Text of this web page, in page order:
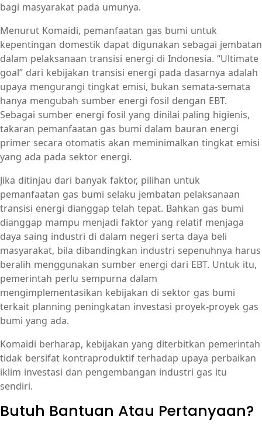
bagi masyarakat pada umunya.
Menurut Komaidi, pemanfaatan gas bumi untuk
kepentingan domestik dapat digunakan sebagai jembatan
dalam pelaksanaan transisi energi di Indonesia. “Ultimate
goal” dari kebijakan transisi energi pada dasarnya adalah
upaya mengurangi tingkat emisi, bukan semata-semata
hanya mengubah sumber energi fosil dengan EBT.
Sebagai sumber energi fosil yang dinilai paling higienis,
takaran pemanfaatan gas bumi dalam bauran energi
primer secara otomatis akan meminimalkan tingkat emisi
yang ada pada sektor energi.
Jika ditinjau dari banyak faktor, pilihan untuk
pemanfaatan gas bumi selaku jembatan pelaksanaan
transisi energi dianggap telah tepat. Bahkan gas bumi
dianggap mampu menjadi faktor yang relatif menjaga
daya saing industri di dalam negeri serta daya beli
masyarakat, bila dibandingkan industri sepenuhnya harus
beralih menggunakan sumber energi dari EBT. Untuk itu,
pemerintah perlu sempurna dalam
mengimplementasikan kebijakan di sektor gas bumi
terkait planning peningkatan investasi proyek-proyek gas
bumi yang ada.
Komaidi berharap, kebijakan yang diterbitkan pemerintah
tidak bersifat kontraproduktif terhadap upaya perbaikan
iklim investasi dan pengembangan industri gas itu
sendiri.
Butuh Bantuan Atau Pertanyaan?